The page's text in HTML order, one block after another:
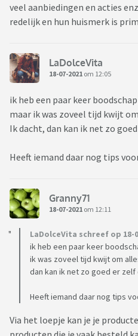
veel aanbiedingen en acties
redelijk en hun huismerk is
LaDolceVita
18-07-2021 om 12:05
ik heb een paar keer
maar ik was zoveel tijd kwijt
Ik dacht, dan kan ik net zo
Heeft iemand daar nog tips
Granny71
18-07-2021 om 12:11
LaDolceVita schreef op 18-
ik heb een paar keer
ik was zoveel tijd kwijt om
dan kan ik net zo goed er zelf
Heeft iemand daar nog tips
Via het loepje kan je je